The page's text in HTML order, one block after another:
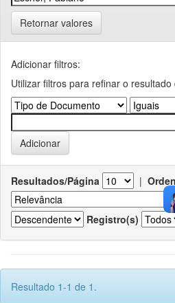
Retornar valores
Adicionar filtros:
Utilizar filtros para refinar o resultado
Resultados/Página |
Registro(s)
Resultado 1-1 de 1.